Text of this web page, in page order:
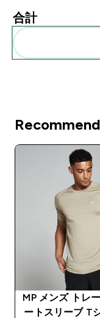
合計
MP メンズ トレ
ートスリーブ T